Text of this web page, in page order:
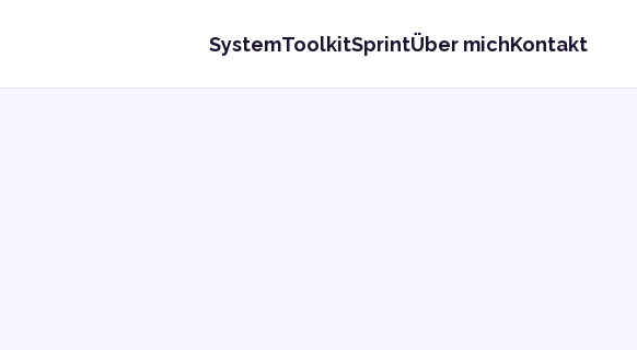
SystemToolkitSprintÜber michKontakt